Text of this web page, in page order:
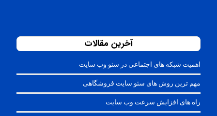
آخرین مقالات
اهمیت شبکه های اجتماعی در سئو وب سایت
مهم ترین روش های سئو سایت فروشگاهی
راه های افزایش سرعت وب سایت